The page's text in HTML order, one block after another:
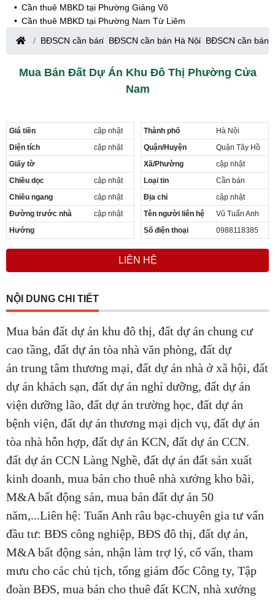
Cần thuê MBKD tại Phường Giảng Võ
Cần thuê MBKD tại Phường Nam Từ Liêm
Cần thuê MBKD tại Phường Cầu Giấy
Cần thuê MBKD tại Phường Hà Đông
Cần thuê MBKD tại Phường Hoàng Mai
Cần thuê MBKD tại Phường Nghĩa Độ
Cần thuê MBKD tại Phường Phương Liệt
Cần thuê MBKD tại Phường Khương Đình
Cần thuê MBKD tại Phường Yên Sở
Cần thuê MBKD tại Phường Hoàng Liệt
Cần thuê MBKD tại Phường Định Công
Cần thuê MBKD tại Phường Tương Mai
Cần thuê MBKD tại Phường Vĩnh Hưng
Cần thuê MBKD tại Phường Lĩnh Nam
Cần thuê MBKD tại Phường Hồng Hà
Cần thuê MBKD tại Phường Láng
Cần thuê MBKD tại Phường Kim Liên
Cần thuê MBKD tại Phường Bạch Mai
BĐSCN cần bán BĐSCN cần bán Hà Nội BĐSCN cần bán
Mua Bán Đất Dự Án Khu Đô Thị Phường Cửa
Nam
Giá tiền
cập nhật
Diện tích
cập nhật
Giấy tờ
Chiều dọc
cập nhật
Chiều ngang
cập nhật
Đường trước nhà
cập nhật
Hướng
Thành phố
Hà Nội
Quận/Huyện
Quận Tây Hồ
Xã/Phường
cập nhật
Loại tin
Cần bán
Địa chỉ
cập nhật
Tên người liên hệ
Vũ Tuấn Anh
Số điện thoại
0988118385
LIÊN HỆ
NỘI DUNG CHI TIẾT
Mua bán đất dự án khu đô thị, đất dự án chung cư
cao tầng, đất dự án tòa nhà văn phòng, đất dự
án trung tâm thương mại, đất dự án nhà ở xã hội, đất
dự án khách sạn, đất dự án nghỉ dưỡng, đất dự án
viện dưỡng lão, đất dự án trường học, đất dự án
bệnh viện, đất dự án thương mại dịch vụ, đất dự án
tòa nhà hỗn hợp, đất dự án KCN, đất dự án CCN.
đất dự án CCN Làng Nghề, đất dự án đất sản xuất
kinh doanh, mua bán cho thuê nhà xưởng kho bãi,
M&A bất động sản, mua bán đất dự án 50
năm,...Liên hệ: Tuấn Anh râu bạc-chuyên gia tư vấn
đầu tư: BĐS công nghiệp, BĐS đô thị, đất dự án,
M&A bất động sản, nhận làm trợ lý, cố vấn, tham
mưu cho các chủ tịch, tổng giám đốc Công ty, Tập
đoàn BĐS, mua bán cho thuê đất KCN, nhà xưởng